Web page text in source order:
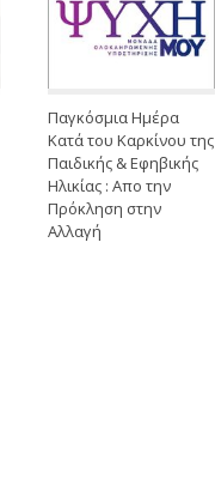
Παγκόσμια Ημέρα
Κατά του Καρκίνου της
Παιδικής & Εφηβικής
Ηλικίας : Απο την
Πρόκληση στην
Αλλαγή